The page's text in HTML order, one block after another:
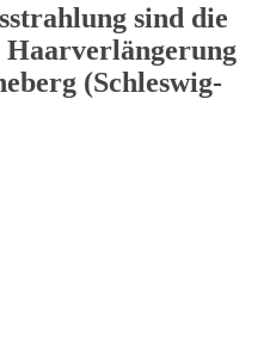
sind die
(Schleswig-